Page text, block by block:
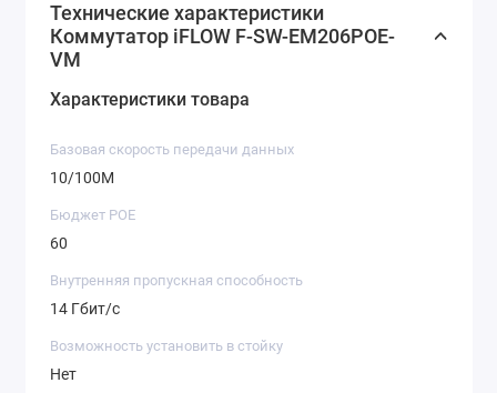
Технические характеристики
Коммутатор iFLOW F-SW-EM206POE-
VM
Характеристики товара
Базовая скорость передачи данных
10/100M
Бюджет POE
60
Внутренняя пропускная способность
14 Гбит/с
Возможность установить в стойку
Нет